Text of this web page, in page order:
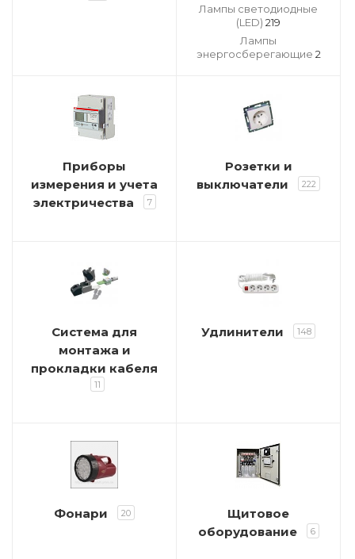
Лампы светодиодные
(LED) 219
Лампы
энергосберегающие 2
Приборы
измерения и учета
электричества
7
Розетки и
выключатели
222
Система для
монтажа и
прокладки кабеля
11
Удлинители 148
Фонари 20
Щитовое
оборудование
6